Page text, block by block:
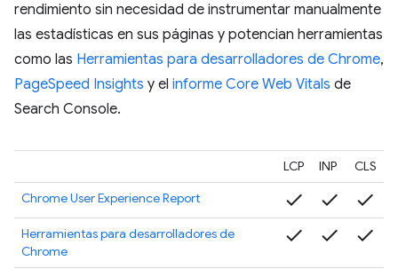
rendimiento sin necesidad de instrumentar manualmente
las estadísticas en sus páginas y potencian herramientas
como las Herramientas para desarrolladores de Chrome,
PageSpeed Insights y el informe Core Web Vitals de
Search Console.
LCP INP
CLS
Chrome User Experience Report
check check check
Herramientas para desarrolladores de
Chrome
check check check